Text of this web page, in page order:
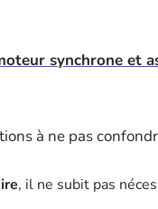
synchrone et
à ne pas
, il ne subit pas